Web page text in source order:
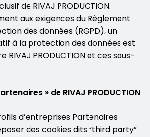
de RIVAJ PRODUCTION.
aux exigences du Règlement
des données (RGPD), un
à la protection des données est
RIVAJ PRODUCTION et ces sous-
» de RIVAJ PRODUCTION
d’entreprises Partenaires
des cookies dits “third party”